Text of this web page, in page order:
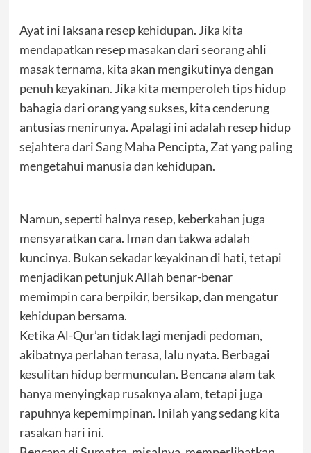
Ayat ini laksana resep kehidupan. Jika kita
mendapatkan resep masakan dari seorang ahli
masak ternama, kita akan mengikutinya dengan
penuh keyakinan. Jika kita memperoleh tips hidup
bahagia dari orang yang sukses, kita cenderung
antusias menirunya. Apalagi ini adalah resep hidup
sejahtera dari Sang Maha Pencipta, Zat yang paling
mengetahui manusia dan kehidupan.
Namun, seperti halnya resep, keberkahan juga
mensyaratkan cara. Iman dan takwa adalah
kuncinya. Bukan sekadar keyakinan di hati, tetapi
menjadikan petunjuk Allah benar-benar
memimpin cara berpikir, bersikap, dan mengatur
kehidupan bersama.
Ketika Al-Qur’an tidak lagi menjadi pedoman,
akibatnya perlahan terasa, lalu nyata. Berbagai
kesulitan hidup bermunculan. Bencana alam tak
hanya menyingkap rusaknya alam, tetapi juga
rapuhnya kepemimpinan. Inilah yang sedang kita
rasakan hari ini.